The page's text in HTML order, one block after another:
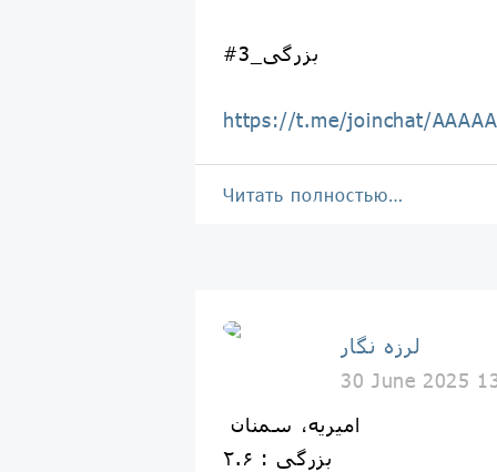
#بزرگی_3
https://t.me/joinchat/
Читать полностью…
لرزه نگار
30 June 2025
اميريه، سمنان
بزرگی : ۲.۶